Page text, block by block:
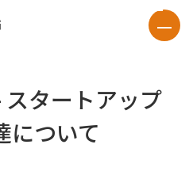
タートアップ
について